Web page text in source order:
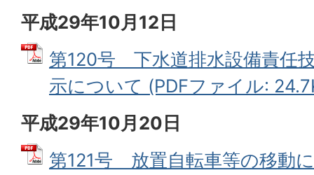
平成29年10月12日
第120号 下水道排水設備責任
示について (PDFファイル:
平成29年10月20日
第121号 放置自転車等の移動